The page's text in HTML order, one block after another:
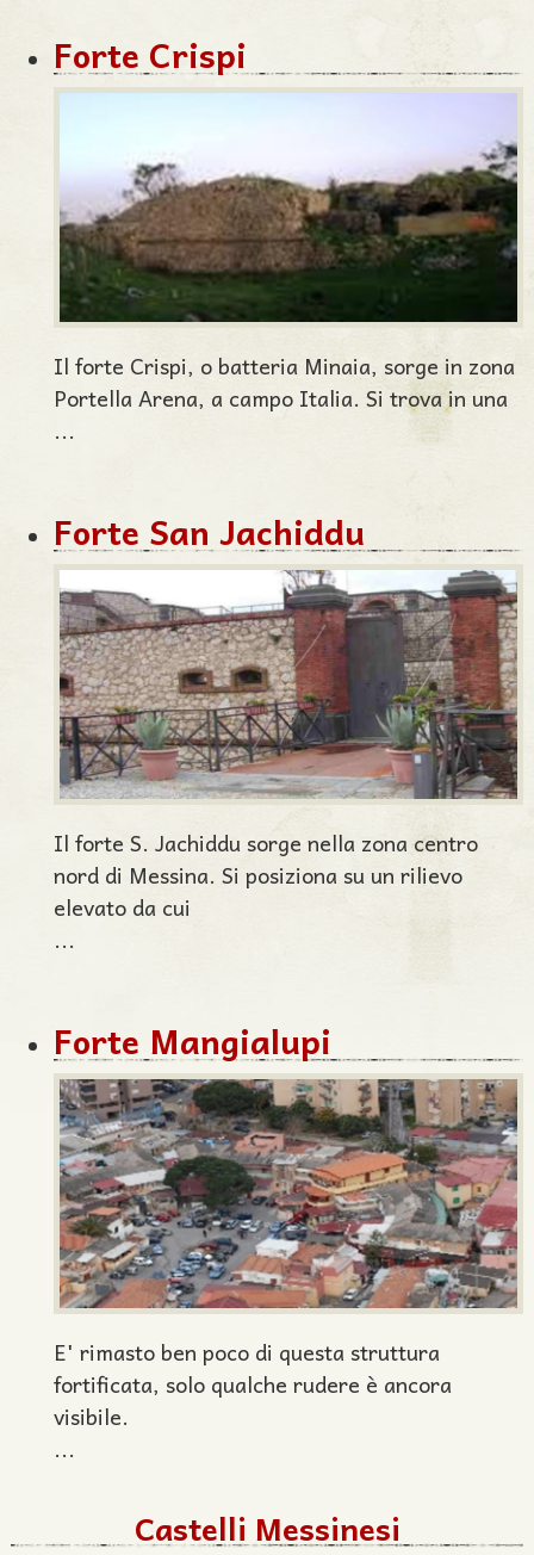
Forte Crispi
Il forte Crispi, o batteria Minaia, sorge in zona
Portella Arena, a campo Italia. Si trova in una
...
Forte San Jachiddu
Il forte S. Jachiddu sorge nella zona centro
nord di Messina. Si posiziona su un rilievo
elevato da cui
...
Forte Mangialupi
E' rimasto ben poco di questa struttura
fortificata, solo qualche rudere è ancora
visibile.
...
Castelli Messinesi